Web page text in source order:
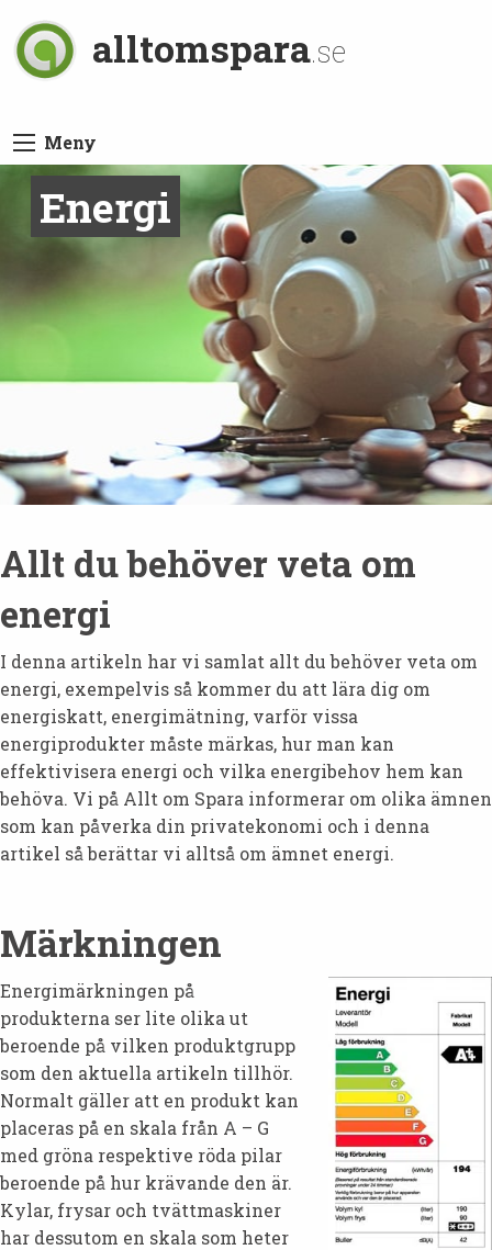
alltomspara.se
Meny
Energi
Allt du behöver veta om
energi
I denna artikeln har vi samlat allt du behöver veta om
energi, exempelvis så kommer du att lära dig om
energiskatt, energimätning, varför vissa
energiprodukter måste märkas, hur man kan
effektivisera energi och vilka energibehov hem kan
behöva. Vi på Allt om Spara informerar om olika ämnen
som kan påverka din privatekonomi och i denna
artikel så berättar vi alltså om ämnet energi.
Märkningen
Energimärkningen på
produkterna ser lite olika ut
beroende på vilken produktgrupp
som den aktuella artikeln tillhör.
Normalt gäller att en produkt kan
placeras på en skala från A – G
med gröna respektive röda pilar
beroende på hur krävande den är.
Kylar, frysar och tvättmaskiner
har dessutom en skala som heter